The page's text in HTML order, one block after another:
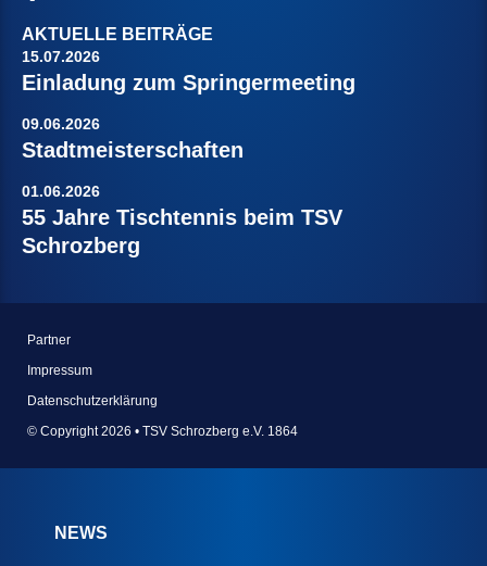
AKTUELLE BEITRÄGE
15.07.2026
Einladung zum Springermeeting
09.06.2026
Stadtmeisterschaften
01.06.2026
55 Jahre Tischtennis beim TSV
Schrozberg
Partner
Impressum
Datenschutzerklärung
© Copyright 2026 • TSV Schrozberg e.V. 1864
NEWS